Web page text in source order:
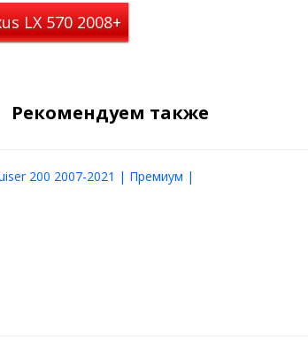
LX 570 2008+
Рекомендуем также
200 2007-2021 | Премиум |